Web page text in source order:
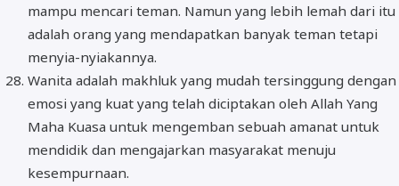
mampu mencari teman. Namun yang lebih lemah dari itu
adalah orang yang mendapatkan banyak teman tetapi
menyia-nyiakannya.
Wanita adalah makhluk yang mudah tersinggung dengan
emosi yang kuat yang telah diciptakan oleh Allah Yang
Maha Kuasa untuk mengemban sebuah amanat untuk
mendidik dan mengajarkan masyarakat menuju
kesempurnaan.